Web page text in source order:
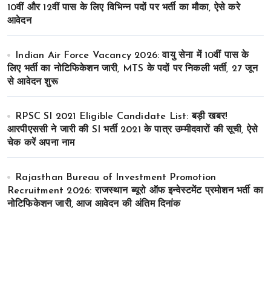
10वीं और 12वीं पास के लिए विभिन्न पदों पर भर्ती का मौका, ऐसे करे
आवेदन
Indian Air Force Vacancy 2026: वायु सेना में 10वीं पास के
लिए भर्ती का नोटिफिकेशन जारी, MTS के पदों पर निकली भर्ती, 27 जून
से आवेदन शुरू
RPSC SI 2021 Eligible Candidate List: बड़ी खबर!
आरपीएससी ने जारी की SI भर्ती 2021 के पात्र उम्मीदवारों की सूची, ऐसे
चेक करें अपना नाम
Rajasthan Bureau of Investment Promotion
Recruitment 2026: राजस्थान ब्यूरो ऑफ इन्वेस्टमेंट प्रमोशन भर्ती का
नोटिफिकेशन जारी, आज आवेदन की अंतिम दिनांक